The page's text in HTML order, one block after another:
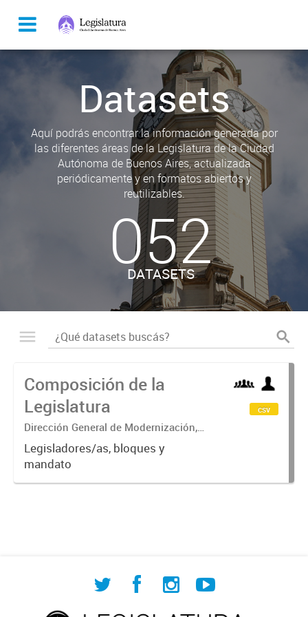
Datasets
Aquí podrás encontrar la información generada por
las diferentes áreas de la Legislatura de la Ciudad
Autónoma de Buenos Aires, actualizada
periódicamente y en formatos abiertos y
reutilizables.
052
DATASETS
Composición de la
Legislatura
Dirección General de Modernización,
Sustentabilidad y Fortalecimiento
Institucional
Legisladores/as, bloques y
mandato
csv